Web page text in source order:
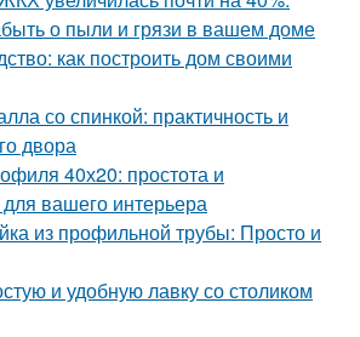
о пыли и грязи в вашем доме
как построить дом своими
со спинкой: практичность и
двора
40х20: простота и
вашего интерьера
из профильной трубы: Просто и
и удобную лавку со столиком